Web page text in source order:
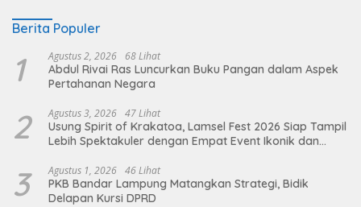
Berita Populer
1 Agustus 2, 2026 68 Lihat
Abdul Rivai Ras Luncurkan Buku Pangan dalam Aspek
Pertahanan Negara
2 Agustus 3, 2026 47 Lihat
Usung Spirit of Krakatoa, Lamsel Fest 2026 Siap Tampil
Lebih Spektakuler dengan Empat Event Ikonik dan
3 Agustus 1, 2026 46 Lihat
PKB Bandar Lampung Matangkan Strategi, Bidik
Delapan Kursi DPRD